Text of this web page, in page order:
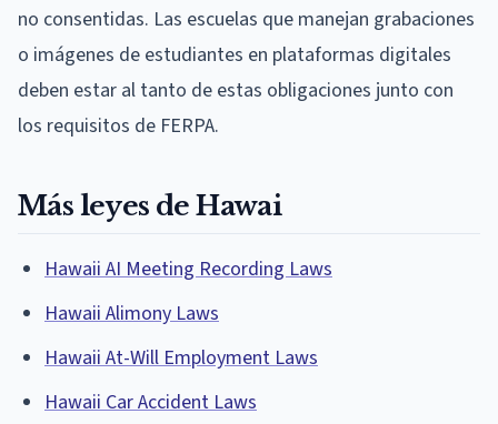
no consentidas. Las escuelas que manejan grabaciones
o imágenes de estudiantes en plataformas digitales
deben estar al tanto de estas obligaciones junto con
los requisitos de FERPA.
Más leyes de Hawai
Hawaii AI Meeting Recording Laws
Hawaii Alimony Laws
Hawaii At-Will Employment Laws
Hawaii Car Accident Laws